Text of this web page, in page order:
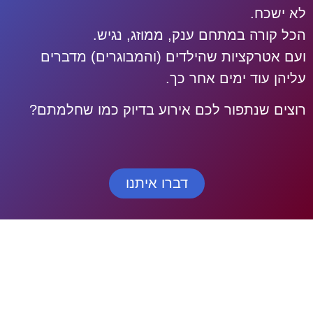
לא ישכח.
הכל קורה במתחם ענק, ממוזג, נגיש.
ועם אטרקציות שהילדים (והמבוגרים) מדברים
עליהן עוד ימים אחר כך.
רוצים שנתפור לכם אירוע בדיוק כמו שחלמתם?
דברו איתנו